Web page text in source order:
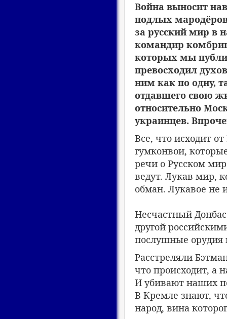
Война выносит
подлых
за русский мир в
командир
которых мы
превосходил
ним как по одну,
отдавшего свою
относительно
украинцев.
Все, что исходит
гумконвои,
речи о Русском
ведут. Лукав мир,
обман. Лукавое не
Несчастный
другой
послушные орудия
Расстреляли
что происходит, а
И убивают наших
В Кремле знают,
народ, вина